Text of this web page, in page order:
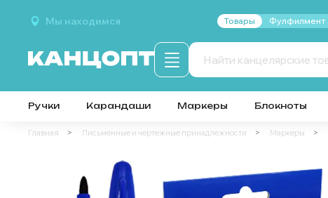
Мы находимся Товары Фулфилмент
Ручки Карандаши Маркеры Блокноты
Главная Письменные и чертежные принадлежности Маркеры